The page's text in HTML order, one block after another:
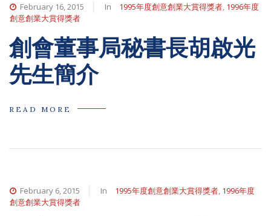
February 16, 2015 In 1995年度創意創業大賞得獎者, 1996年度
創意創業大賞得獎者
創會董事局秘書長胡啟光
先生簡介
READ MORE
February 6, 2015 In 1995年度創意創業大賞得獎者, 1996年度
創意創業大賞得獎者